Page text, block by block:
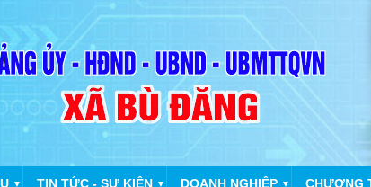
▼ TIN TỨC - SỰ KIỆN ▼ DOANH NGHIỆP ▼ CHƯƠNG